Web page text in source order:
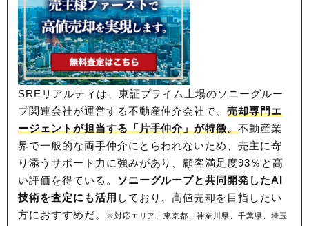
206 工業団地4条 2.0万円
207 春光台4条 2.0万円
208 西神楽1線 1.9万円
209 東鷹栖東1条 1.9万円
210 永山北3条 1.8万円 904万円 2.7%
211 春光台5条 1.8万円 190万円 -6.7%
212 西神楽南2条 1.7万円 161万円 -28.7%
213 春光台3条 1.7万円 189万円 -21.8%
214 西神楽北1条 1.6万円 160万円
215 高砂台 1.6万円 170万円 -26.1%
216 西神楽北2条 1.5万円 149万円 -28.1%
SREリアルティは、東証プライム上場のソニーグルー
プ関連会社が運営する不動産仲介会社で、売却専門エ
ージェントが担当する「片手仲介」が特徴。不動産業
界で一般的な両手仲介にとらわれないため、売主に寄
り添うサポート力に強みがあり、顧客満足度93％と高
い評価を得ている。 ソニーグループと共同開発したAI
技術を査定にも活用 しており、高値売却を目指したい
方におすすめだ。
※対応エリア：東京都、神奈川県、千葉県、埼玉